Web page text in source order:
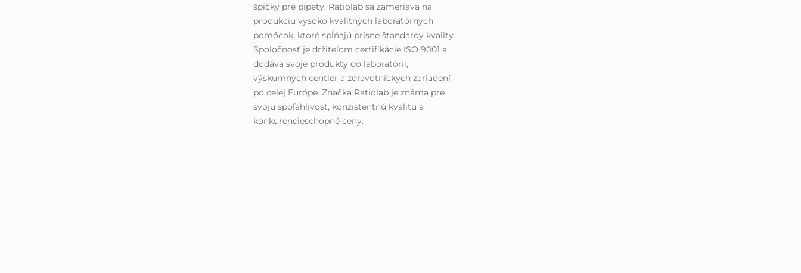
špičky pre pipety. Ratiolab sa zameriava na
produkciu vysoko kvalitných laboratórnych
pomôcok, ktoré spĺňajú prísne štandardy kvality.
Spoločnosť je držiteľom certifikácie ISO 9001 a
dodáva svoje produkty do laboratórií,
výskumných centier a zdravotníckych zariadení
po celej Európe. Značka Ratiolab je známa pre
svoju spoľahlivosť, konzistentnú kvalitu a
konkurencieschopné ceny.